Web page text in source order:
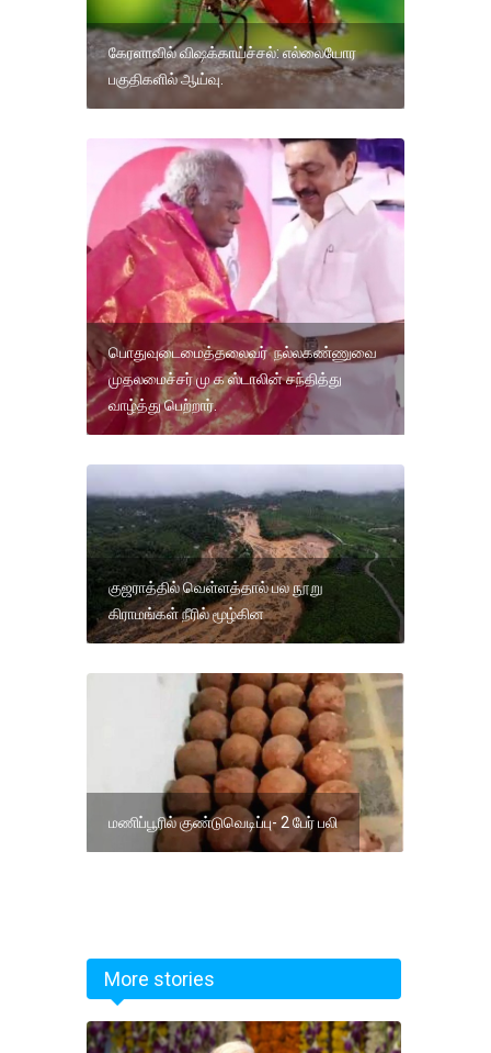
கேரளாவில் விஷக்காய்ச்சல்: எல்லையோர
பகுதிகளில் ஆய்வு.
பொதுவுடைமைத்தலைவர் நல்லகண்ணுவை
முதலமைச்சர் மு க ஸ்டாலின் சந்தித்து
வாழ்த்து பெற்றார்.
குஜராத்தில் வெள்ளத்தால் பல நூறு
கிராமங்கள் நீரில் மூழ்கின
மணிப்பூரில் குண்டுவெடிப்பு- 2 பேர் பலி
More stories